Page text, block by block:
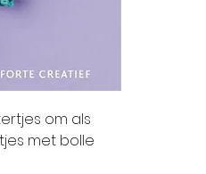
om als
met bolle